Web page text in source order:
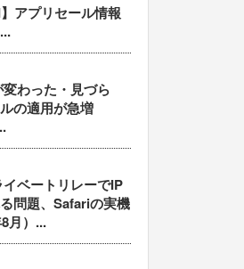
アプリセール情報
わった・見づら
の適用が急増
イベートリレーでIP
問題、Safariの実機
月）...